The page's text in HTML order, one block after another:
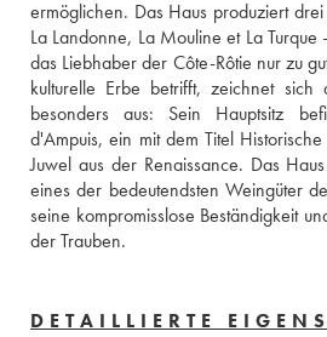
ermöglichen. Das Haus produziert
La Landonne, La Mouline et La
das Liebhaber der Côte-Rôtie nur zu
kulturelle Erbe betrifft, zeichnet sich
besonders aus: Sein Hauptsitz
d'Ampuis, ein mit dem Titel
Juwel aus der Renaissance. Das
eines der bedeutendsten Weingüter
seine kompromisslose Beständigkeit
der Trauben.
DETAILLIERTE